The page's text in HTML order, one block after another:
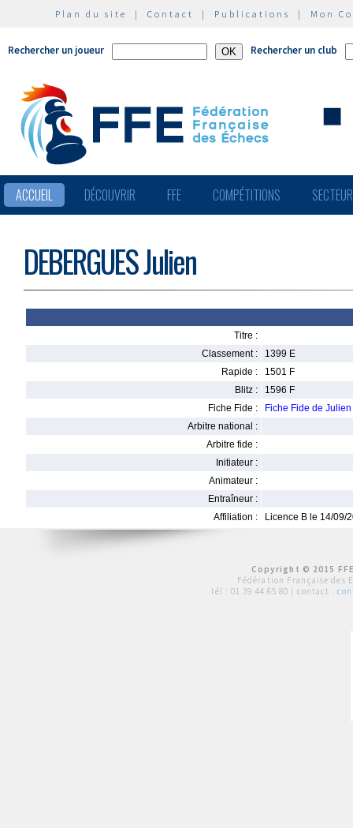
Plan du site | Contact | Publications | Mon
Rechercher un joueur Rechercher un club
ACCUEIL DÉCOUVRIR FFE COMPÉTITIONS
DEBERGUES Julien
Titre :
Classement :
1399 E
Rapide :
1501 F
Blitz :
1596 F
Fiche Fide :
Fiche Fide de
Arbitre national :
Arbitre fide :
Initiateur :
Animateur :
Entraîneur :
Affiliation :
Licence B le 14/09/
Copyright © 2015
Fédération Française des
tél : 01 39 44 65 80 | contact :